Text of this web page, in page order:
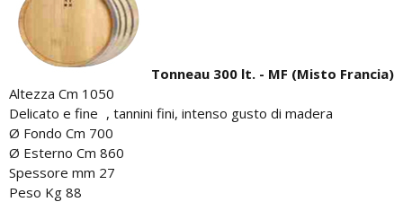
Tonneau 300 lt. - MF (Misto Francia)
Altezza Cm 1050
Delicato e fine , tannini fini, intenso gusto di madera
Ø Fondo Cm 700
Ø Esterno Cm 860
Spessore mm 27
Peso Kg 88